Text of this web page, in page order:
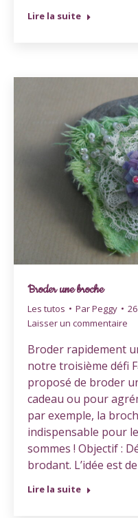
Lire la suite
Broder une broche
Les tutos ParPeggy
Laisser un commentaire
Broder rapidement
notre troisième défi
proposé de broder
cadeau ou pour
par exemple, la
indispensable pour
sommes ! Objectif :
brodant. L’idée est
Lire la suite